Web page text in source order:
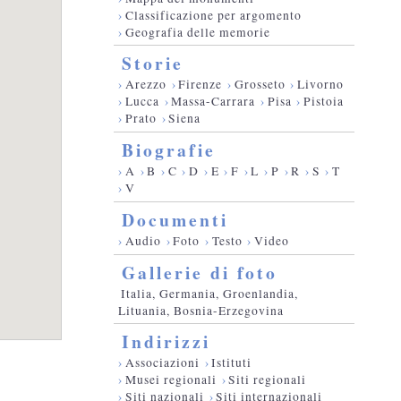
› Classificazione per argomento
› Geografia delle memorie
Storie
› Arezzo ›Firenze › Grosseto › Livorno
› Lucca ›Massa-Carrara › Pisa › Pistoia
› Prato ›Siena
Biografie
› A ›B › C › D › E › F ›L › P ›R › S › T
› V
Documenti
› Audio ›Foto › Testo › Video
Gallerie di foto
Italia, Germania, Groenlandia,
Lituania, Bosnia-Erzegovina
Indirizzi
› Associazioni ›Istituti
› Musei regionali ›Siti regionali
› Siti nazionali ›Siti internazionali